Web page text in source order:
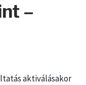
–
aktiválásakor